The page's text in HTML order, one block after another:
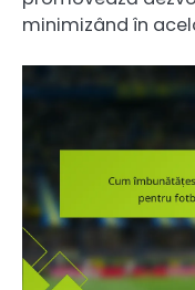
minimizând în